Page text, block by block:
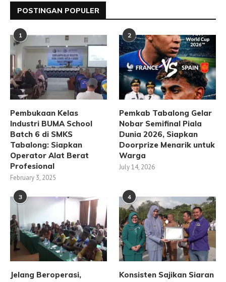
POSTINGAN POPULER
1
Pembukaan Kelas
Industri BUMA School
Batch 6 di SMKS
Tabalong: Siapkan
Operator Alat Berat
Profesional
February 3, 2025
2
Pemkab Tabalong Gelar
Nobar Semifinal Piala
Dunia 2026, Siapkan
Doorprize Menarik untuk
Warga
July 14, 2026
3
Jelang Beroperasi,
4
Konsisten Sajikan Siaran